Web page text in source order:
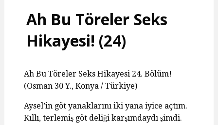
Ah Bu Töreler Seks
Hikayesi! (24)
Ah Bu Töreler Seks Hikayesi 24. Bölüm!
(Osman 30 Y., Konya / Türkiye)
Aysel’in göt yanaklarını iki yana iyice açtım.
Kıllı, terlemiş göt deliği karşımdaydı şimdi.